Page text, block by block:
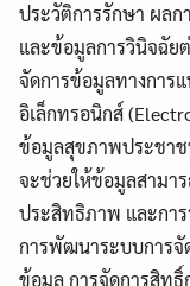
ประวัติการรักษา ผล
และข้อมูลการวินิจฉัย
จัดการข้อมูลทางการ
อิเล็กทรอนิกส์
ข้อมูลสุขภาพประชาช
จะช่วยให้ข้อมูลสามาร
ประสิทธิภาพ และกา
การพัฒนาระบบการจั
ข้อมูล การจัดการสิทธิ์